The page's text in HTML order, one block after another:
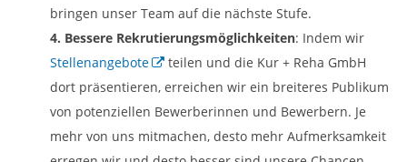
bringen unser Team auf die nächste Stufe.
4. Bessere Rekrutierungsmöglichkeiten: Indem wir
Stellenangebote
teilen und die Kur + Reha GmbH
dort präsentieren, erreichen wir ein breiteres Publikum
von potenziellen Bewerberinnen und Bewerbern. Je
mehr von uns mitmachen, desto mehr Aufmerksamkeit